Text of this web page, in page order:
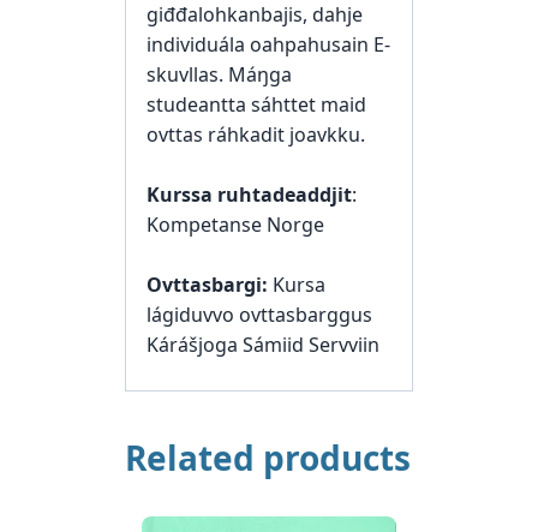
giđđalohkanbajis, dahje
individuála oahpahusain E-
skuvllas. Máŋga
studeantta sáhttet maid
ovttas ráhkadit joavkku.
Kurssa ruhtadeaddjit:
Kompetanse Norge
Ovttasbargi: Kursa
lágiduvvo ovttasbarggus
Kárášjoga Sámiid Servviin
Related products